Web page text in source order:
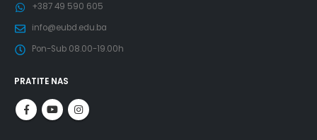
+387 49 590 605
info@eubd.edu.ba
Pon-Sub 08.00-19.00h
PRATITE NAS